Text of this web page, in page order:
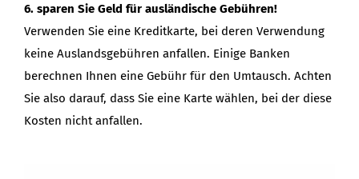
6. sparen Sie Geld für ausländische Gebühren!
Verwenden Sie eine Kreditkarte, bei deren Verwendung
keine Auslandsgebühren anfallen. Einige Banken
berechnen Ihnen eine Gebühr für den Umtausch. Achten
Sie also darauf, dass Sie eine Karte wählen, bei der diese
Kosten nicht anfallen.